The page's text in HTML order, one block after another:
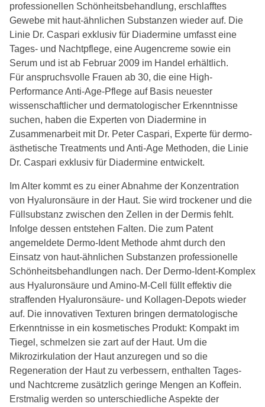
professionellen Schönheitsbehandlung, erschlafftes
Gewebe mit haut-ähnlichen Substanzen wieder auf. Die
Linie Dr. Caspari exklusiv für Diadermine umfasst eine
Tages- und Nachtpflege, eine Augencreme sowie ein
Serum und ist ab Februar 2009 im Handel erhältlich.
Für anspruchsvolle Frauen ab 30, die eine High-
Performance Anti-Age-Pflege auf Basis neuester
wissenschaftlicher und dermatologischer Erkenntnisse
suchen, haben die Experten von Diadermine in
Zusammenarbeit mit Dr. Peter Caspari, Experte für dermo-
ästhetische Treatments und Anti-Age Methoden, die Linie
Dr. Caspari exklusiv für Diadermine entwickelt.
Im Alter kommt es zu einer Abnahme der Konzentration
von Hyaluronsäure in der Haut. Sie wird trockener und die
Füllsubstanz zwischen den Zellen in der Dermis fehlt.
Infolge dessen entstehen Falten. Die zum Patent
angemeldete Dermo-Ident Methode ahmt durch den
Einsatz von haut-ähnlichen Substanzen professionelle
Schönheitsbehandlungen nach. Der Dermo-Ident-Komplex
aus Hyaluronsäure und Amino-M-Cell füllt effektiv die
straffenden Hyaluronsäure- und Kollagen-Depots wieder
auf. Die innovativen Texturen bringen dermatologische
Erkenntnisse in ein kosmetisches Produkt: Kompakt im
Tiegel, schmelzen sie zart auf der Haut. Um die
Mikrozirkulation der Haut anzuregen und so die
Regeneration der Haut zu verbessern, enthalten Tages-
und Nachtcreme zusätzlich geringe Mengen an Koffein.
Erstmalig werden so unterschiedliche Aspekte der